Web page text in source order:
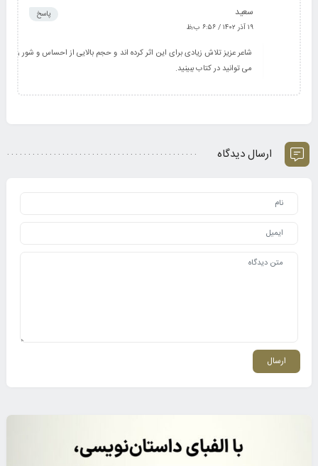
سعید
۱۹ آذر ۱۴۰۲ / ۶:۵۶ ب٫ظ
پاسخ
شاعر عزیز تلاش زیادی برای این اثر کرده اند و حجم بالایی از احساس و شور رو
می توانید در کتاب ببینید.
ارسال دیدگاه